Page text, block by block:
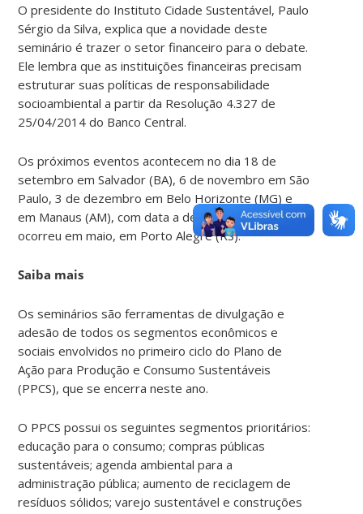
O presidente do Instituto Cidade Sustentável, Paulo
Sérgio da Silva, explica que a novidade deste
seminário é trazer o setor financeiro para o debate.
Ele lembra que as instituições financeiras precisam
estruturar suas políticas de responsabilidade
socioambiental a partir da Resolução 4.327 de
25/04/2014 do Banco Central.
Os próximos eventos acontecem no dia 18 de
setembro em Salvador (BA), 6 de novembro em São
Paulo, 3 de dezembro em Belo Horizonte (MG) e
em Manaus (AM), com data a definir. O primeiro
ocorreu em maio, em Porto Alegre (RS).
Saiba mais
Os seminários são ferramentas de divulgação e
adesão de todos os segmentos econômicos e
sociais envolvidos no primeiro ciclo do Plano de
Ação para Produção e Consumo Sustentáveis
(PPCS), que se encerra neste ano.
O PPCS possui os seguintes segmentos prioritários:
educação para o consumo; compras públicas
sustentáveis; agenda ambiental para a
administração pública; aumento de reciclagem de
resíduos sólidos; varejo sustentável e construções